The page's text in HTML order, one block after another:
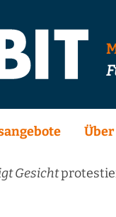
Gesicht